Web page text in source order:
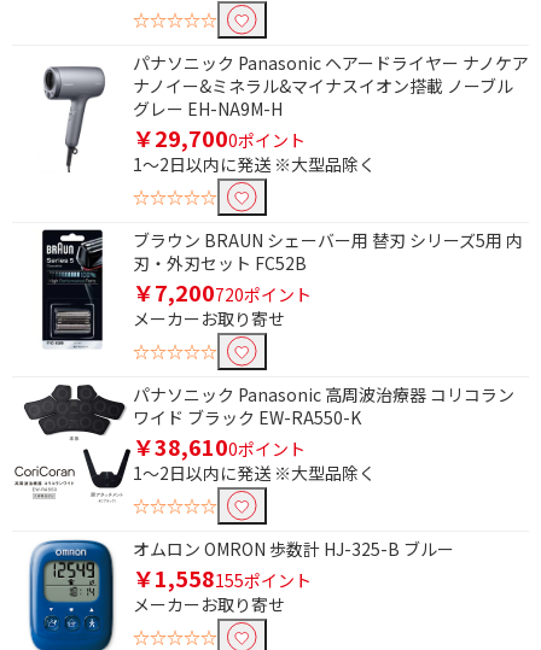
☆☆☆☆☆
パナソニック Panasonic ヘアードライヤー ナノケア
ナノイー&ミネラル&マイナスイオン搭載 ノーブル
グレー EH-NA9M-H
￥29,7000ポイント
1～2日以内に発送 ※大型品除く
☆☆☆☆☆
ブラウン BRAUN シェーバー用 替刃 シリーズ5用 内
刃・外刃セット FC52B
￥7,200720ポイント
メーカーお取り寄せ
☆☆☆☆☆
パナソニック Panasonic 高周波治療器 コリコラン
ワイド ブラック EW-RA550-K
￥38,6100ポイント
1～2日以内に発送 ※大型品除く
☆☆☆☆☆
オムロン OMRON 歩数計 HJ-325-B ブルー
￥1,558155ポイント
メーカーお取り寄せ
☆☆☆☆☆
便利&快適機能で絞り込む
フタ自動開閉
清潔・除菌機能
着座センサー
メール通知機能
防水機能
歩数計機能
能
睡眠計測機能
ハンズフリー通話機能
防塵機能
消費カロリー計測機能
コーチング機能
座りがち注意
心拍センサー
浄水機能
止水ボタン
マッサージ機能
ミスト
イオンで絞り込む